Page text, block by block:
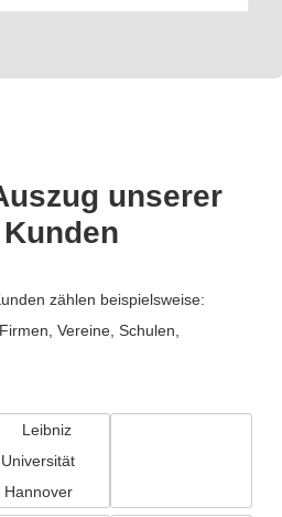
unserer
zählen beispielsweise:
Vereine, Schulen,